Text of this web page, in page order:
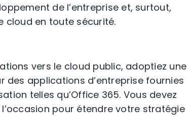
de l’entreprise et, surtout,
cloud en toute sécurité.
vers le cloud public, adoptiez une
applications d’entreprise fournies
telles qu’Office 365. Vous devez
l’occasion pour étendre votre stratégie